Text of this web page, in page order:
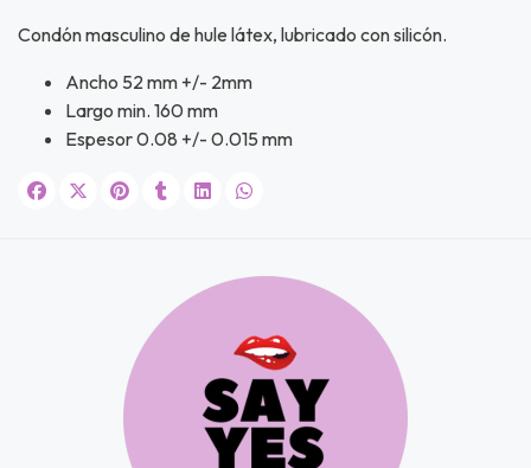
por
premios
JUGAR
Condón masculino de hule látex, lubricado con silicón.
Ancho 52 mm +/- 2mm
Largo min. 160 mm
Espesor 0.08 +/- 0.015 mm